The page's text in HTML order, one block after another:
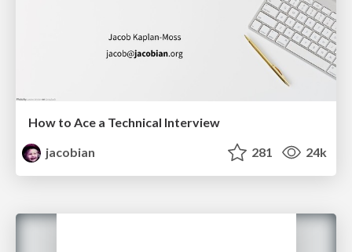
How to Ace a Technical Interview
jacobian
281 24k